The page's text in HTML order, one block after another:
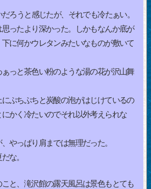
ろうと感じたが、それでも冷たぁい。
ったより深かった。しかもなんか底が
に何かウレタンみたいなものが敷いて
っと茶色い粉のような湯の花が沢山舞
ぷちぷちと炭酸の泡がはじけているの
かく冷たいのでそれ以外考えられな
やっぱり肩までは無理だった。
な。
と、滝沢館の露天風呂は景色もとても